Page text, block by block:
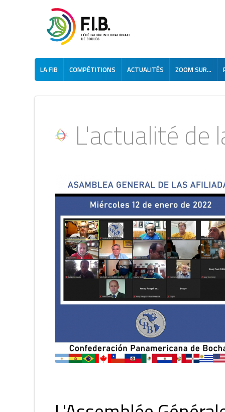
LA FIB COMPÉTITIONS ACTUALITÉS ZOOM SUR...
L'actualité de